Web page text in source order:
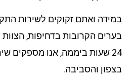
ואתם זקוקים לשירות התקנת
הקרובות בדחיפות, הצוות שלנו
24 שעות ביממה, אנו מספקים
והסביבה.